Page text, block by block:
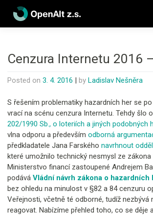
content
Cenzura Internetu 2016
Posted on 3. 4. 2016 by Ladislav Nešněra
S řešením problematiky hazardních her se
vrací na scénu cenzura Internetu. Tehdy šlo o
202/1990 Sb., o loteriích a jiných podobných
vlna odporu a především odborná
předkladatele Jana Farského navrhnout
které umožnilo technický nesmysl ze zákona
Ministerstvo financí zastoupené Andrejem
podává Vládní návrh zákona o hazardních
bez ohledu na minulost v §82 a 84 cenzuru
Veřejnosti, včetně té odborné, tudíž nezbývá
reagovat. Nabízíme přehled toho, co se děje